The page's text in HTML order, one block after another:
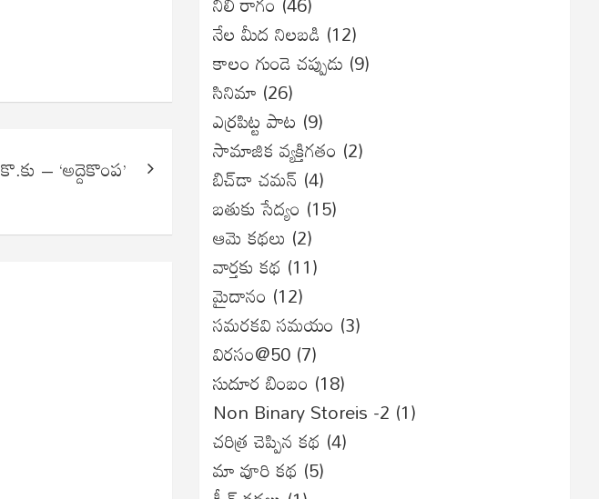
కొ.కు – ‘అద్దెకొంప’
నేల మీద నిలబడి (12)
కాలం గుండె చప్పుడు (9)
సినిమా (26)
ఎర్రపిట్ట పాట (9)
సామాజిక వ్యక్తిగతం (2)
బిచ్‌డా చమన్ (4)
బతుకు సేద్యం (15)
ఆమె కథలు (2)
వార్తకు కథ (11)
మైదానం (12)
సమరకవి సమయం (3)
విరసం@50 (7)
సుదూర బింబం (18)
Non Binary Storeis -2 (1)
చరిత్ర చెప్పిన కథ (4)
మా వూరి కథ (5)